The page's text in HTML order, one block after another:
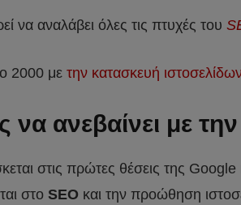
να αναλάβει όλες τις πτυχές του
2000 με την κατασκευή
να ανεβαίνει με
στις πρώτες θέσεις της
στο SEO και την προώθηση